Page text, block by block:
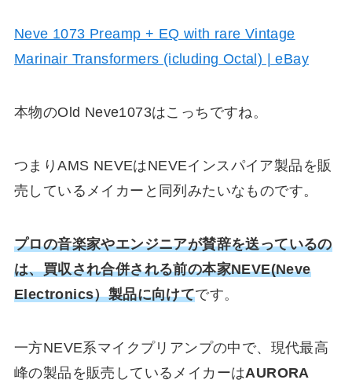
Neve 1073 Preamp + EQ with rare Vintage
Marinair Transformers (icluding Octal) | eBay
本物のOld Neve1073はこっちですね。
つまりAMS NEVEはNEVEインスパイア製品を販
売しているメイカーと同列みたいなものです。
プロの音楽家やエンジニアが賛辞を送っているの
は、買収され合併される前の本家NEVE(Neve
Electronics）製品に向けてです。
一方NEVE系マイクプリアンプの中で、現代最高
峰の製品を販売しているメイカーはAURORA